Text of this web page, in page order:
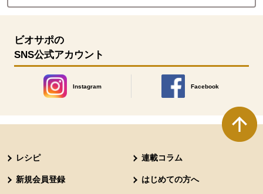
ビオサポの
SNS公式アカウント
Instagram
別のウィンドウで開きます。
Facebook
別のウィンドウで開きます
レシピ 連載コラム
新規会員登録 はじめての方へ